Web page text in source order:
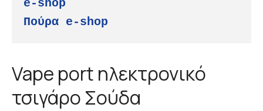
e-shop
Πούρα e-shop
Vape port ηλεκτρονικό
τσιγάρο Σούδα